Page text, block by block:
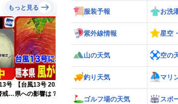
もっと見る
号
戒
【台風13号 2026】台風13号による熊本
県への影響は？（7日9時更新）
【雨情報】西〜
影響で強雨 九州
服装予報 お洗
紫外線情報 星空
山の天気 空の
釣り天気 マリ
ゴルフ場の天気 スポ